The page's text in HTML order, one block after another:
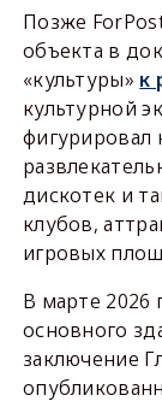
Позже
объекта в
«культуры» к
культурной
фигурировал
дискотек и
клубов,
игровых
В марте 2026
основного
заключение